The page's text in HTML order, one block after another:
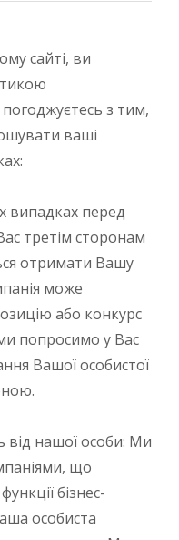
сайті, ви
з тим,
ваші
випадках перед
третім сторонам
отримати Вашу
може
або конкурс
попросимо у Вас
Вашої особистої
нашої особи: Ми
що
бізнес-
особиста